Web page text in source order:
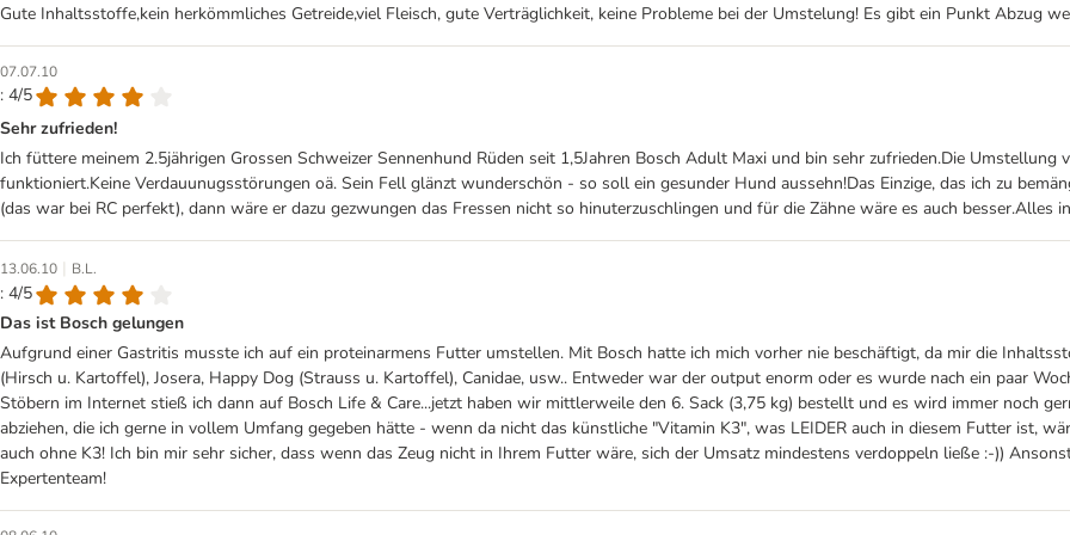
Gute Inhaltsstoffe,kein herkömmliches Getreide,viel Fleisch, gute Verträglichkeit, keine Probleme bei der Umstelung! Es gibt ein Punkt Abzug
07.07.10
: 4/5
Sehr zufrieden!
Ich füttere meinem 2.5jährigen Grossen Schweizer Sennenhund Rüden seit 1,5Jahren Bosch Adult Maxi und bin sehr zufrieden.Die
funktioniert.Keine Verdauunugsstörungen oä. Sein Fell glänzt wunderschön - so soll ein gesunder Hund aussehn!Das Einzige, das ich zu
(das war bei RC perfekt), dann wäre er dazu gezwungen das Fressen nicht so hinuterzuschlingen und für die Zähne wäre es auch besser.Alles
13.06.10 | B.L.
: 4/5
Das ist Bosch gelungen
Aufgrund einer Gastritis musste ich auf ein proteinarmens Futter umstellen. Mit Bosch hatte ich mich vorher nie beschäftigt, da mir die
(Hirsch u. Kartoffel), Josera, Happy Dog (Strauss u. Kartoffel), Canidae, usw.. Entweder war der output enorm oder es wurde nach ein paar
Stöbern im Internet stieß ich dann auf Bosch Life & Care...jetzt haben wir mittlerweile den 6. Sack (3,75 kg) bestellt und es wird immer noch
abziehen, die ich gerne in vollem Umfang gegeben hätte - wenn da nicht das künstliche "Vitamin K3", was LEIDER auch in diesem Futter ist,
auch ohne K3! Ich bin mir sehr sicher, dass wenn das Zeug nicht in Ihrem Futter wäre, sich der Umsatz mindestens verdoppeln ließe :-))
Expertenteam!